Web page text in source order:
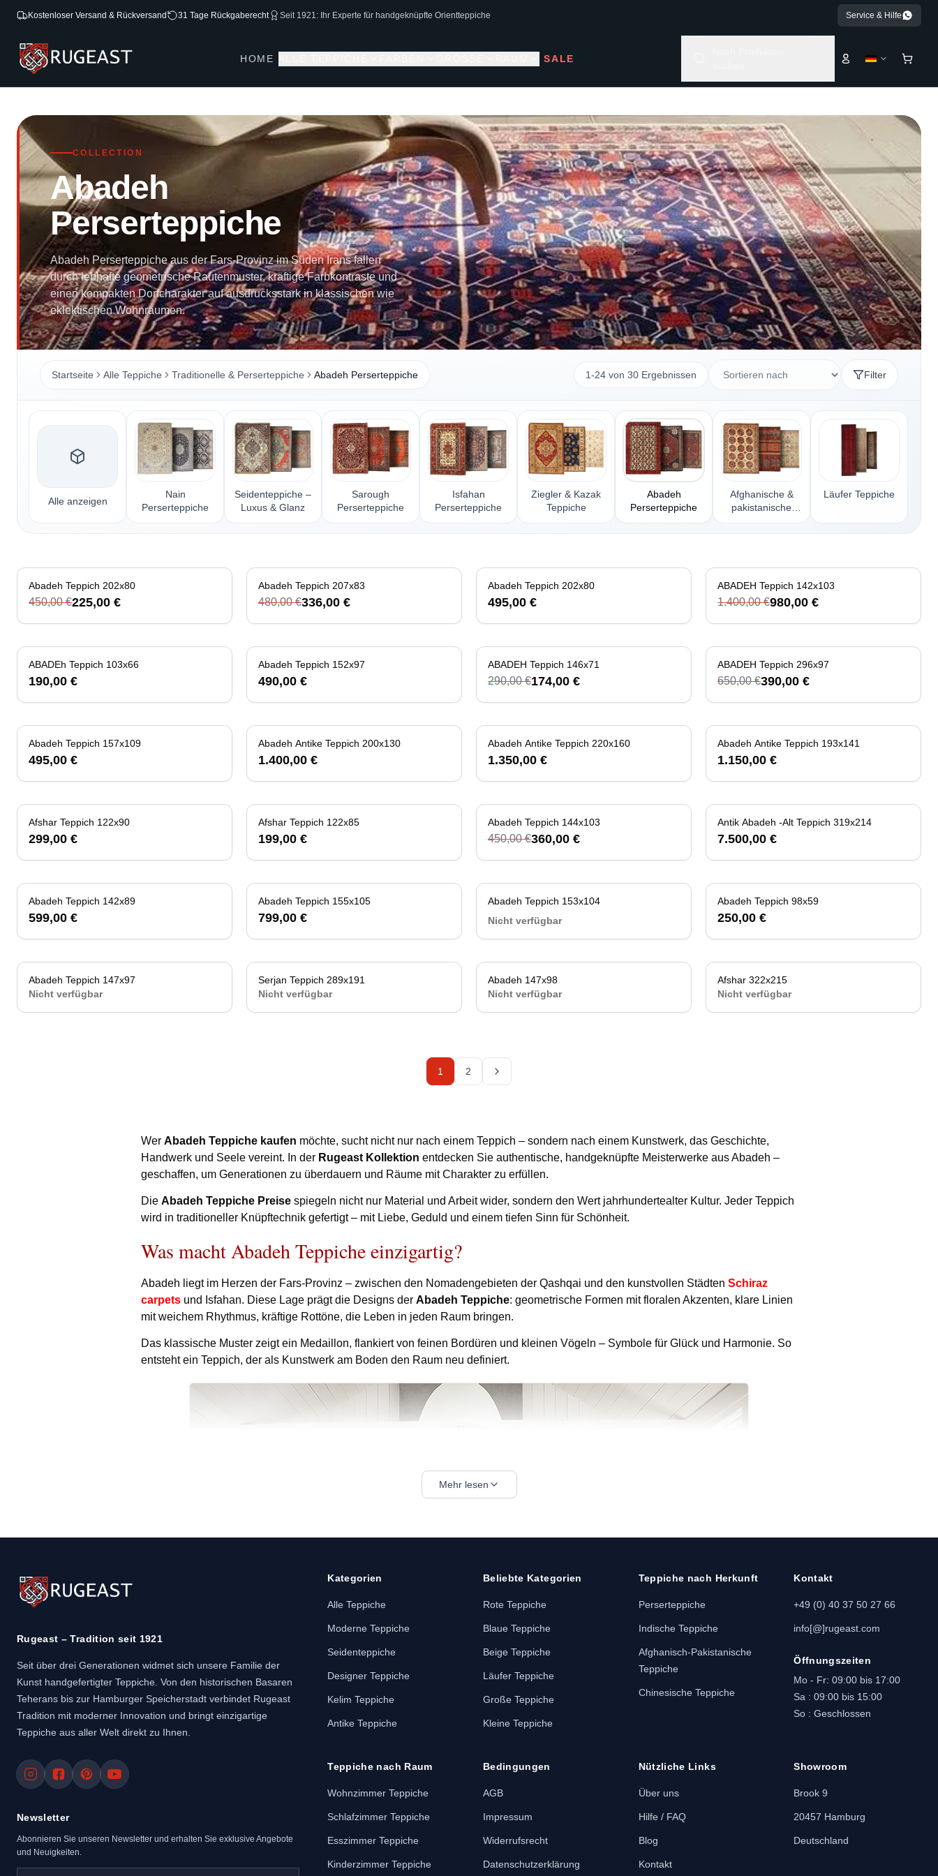
Kostenloser Versand & Rückversand 31 Tage Rückgaberecht Seit 1921: Ihr Experte für handgeknüpfte Orientteppiche Service & Hilfe
HOME SALE
COLLECTION
Abadeh
Perserteppiche
Abadeh Perserteppiche aus der Fars-Provinz im Süden Irans fallen
durch lebhafte geometrische Rautenmuster, kräftige Farbkontraste und
einen kompakten Dorfcharakter auf ausdrucksstark in klassischen wie
eklektischen Wohnräumen.
Startseite Alle Teppiche Traditionelle & Perserteppiche Abadeh Perserteppiche 1-24 von 30 Ergebnissen Filter
Alle anzeigen
Nain
Perserteppiche
Seidenteppiche –
Luxus & Glanz
Sarough
Perserteppiche
Isfahan
Perserteppiche
Ziegler & Kazak
Teppiche
Abadeh
Perserteppiche
Afghanische &
pakistanische
Läufer Teppiche
-50% Abadeh Teppich 202x80
450,00 €225,00 €
-30% Abadeh Teppich 207x83
480,00 €336,00 €
Abadeh Teppich 202x80
495,00 €
-30%
ABADEH Teppich 142x103
1.400,00 €980,00 €
ABADEh Teppich 103x66
190,00 €
Abadeh Teppich 152x97
490,00 €
-40% ABADEH Teppich 146x71
290,00 €174,00 €
-40%
ABADEH Teppich 296x97
650,00 €390,00 €
Abadeh Teppich 157x109
495,00 €
Abadeh Antike Teppich 200x130
1.400,00 €
Abadeh Antike Teppich 220x160
1.350,00 €
Abadeh Antike Teppich 193x141
1.150,00 €
Afshar Teppich 122x90
299,00 €
Afshar Teppich 122x85
199,00 €
-20%
Abadeh Teppich 144x103
450,00 €360,00 €
Antik Abadeh -Alt Teppich 319x214
7.500,00 €
Abadeh Teppich 142x89
599,00 €
Abadeh Teppich 155x105
799,00 €
Abadeh Teppich 153x104
Nicht verfügbar
Abadeh Teppich 98x59
250,00 €
Abadeh Teppich 147x97
Nicht verfügbar
Serjan Teppich 289x191
Nicht verfügbar
Abadeh 147x98
Nicht verfügbar
Afshar 322x215
Nicht verfügbar
1 2
Wer Abadeh Teppiche kaufen möchte, sucht nicht nur nach einem Teppich – sondern nach einem Kunstwerk, das Geschichte,
Handwerk und Seele vereint. In der Rugeast Kollektion entdecken Sie authentische, handgeknüpfte Meisterwerke aus Abadeh –
geschaffen, um Generationen zu überdauern und Räume mit Charakter zu erfüllen.
Die Abadeh Teppiche Preise spiegeln nicht nur Material und Arbeit wider, sondern den Wert jahrhundertealter Kultur. Jeder Teppich
wird in traditioneller Knüpftechnik gefertigt – mit Liebe, Geduld und einem tiefen Sinn für Schönheit.
Was macht Abadeh Teppiche einzigartig?
Abadeh liegt im Herzen der Fars-Provinz – zwischen den Nomadengebieten der Qashqai und den kunstvollen Städten Schiraz
carpets und Isfahan. Diese Lage prägt die Designs der Abadeh Teppiche: geometrische Formen mit floralen Akzenten, klare Linien
mit weichem Rhythmus, kräftige Rottöne, die Leben in jeden Raum bringen.
Das klassische Muster zeigt ein Medaillon, flankiert von feinen Bordüren und kleinen Vögeln – Symbole für Glück und Harmonie. So
entsteht ein Teppich, der als Kunstwerk am Boden den Raum neu definiert.
entsteht aus handgesponnener Wolle, gefärbt mit natürlichen Pigmenten – Granatapfel, Walnuss,
Mehr lesen
Rugeast – Tradition seit 1921
Seit über drei Generationen widmet sich unsere Familie der
Kunst handgefertigter Teppiche. Von den historischen Basaren
Teherans bis zur Hamburger Speicherstadt verbindet Rugeast
Tradition mit moderner Innovation und bringt einzigartige
Teppiche aus aller Welt direkt zu Ihnen.
Newsletter
Abonnieren Sie unseren Newsletter und erhalten Sie exklusive Angebote
und Neuigkeiten.
Kategorien
Alle Teppiche
Moderne Teppiche
Seidenteppiche
Designer Teppiche
Kelim Teppiche
Antike Teppiche
Beliebte Kategorien
Rote Teppiche
Blaue Teppiche
Beige Teppiche
Läufer Teppiche
Große Teppiche
Kleine Teppiche
Teppiche nach Herkunft
Perserteppiche
Indische Teppiche
Afghanisch-Pakistanische
Teppiche
Chinesische Teppiche
Kontakt
+49 (0) 40 37 50 27 66
info[@]rugeast.com
Öffnungszeiten
Mo - Fr: 09:00 bis 17:00
Sa : 09:00 bis 15:00
So : Geschlossen
Teppiche nach Raum
Wohnzimmer Teppiche
Schlafzimmer Teppiche
Esszimmer Teppiche
Kinderzimmer Teppiche
Bedingungen
AGB
Impressum
Widerrufsrecht
Datenschutzerklärung
Nützliche Links
Über uns
Hilfe / FAQ
Blog
Kontakt
Showroom
Brook 9
20457 Hamburg
Deutschland